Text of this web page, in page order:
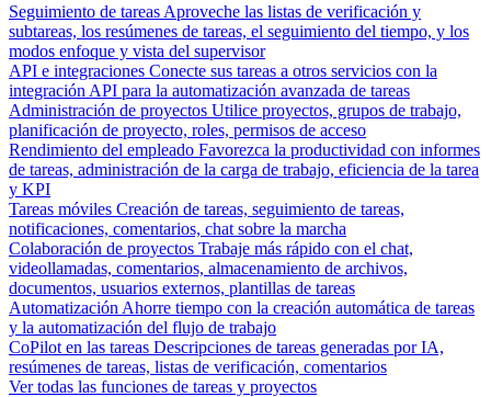
Seguimiento de tareas Aproveche las listas de verificación y
subtareas, los resúmenes de tareas, el seguimiento del tiempo, y los
modos enfoque y vista del supervisor
API e integraciones Conecte sus tareas a otros servicios con la
integración API para la automatización avanzada de tareas
Administración de proyectos Utilice proyectos, grupos de trabajo,
planificación de proyecto, roles, permisos de acceso
Rendimiento del empleado Favorezca la productividad con informes
de tareas, administración de la carga de trabajo, eficiencia de la tarea
y KPI
Tareas móviles Creación de tareas, seguimiento de tareas,
notificaciones, comentarios, chat sobre la marcha
Colaboración de proyectos Trabaje más rápido con el chat,
videollamadas, comentarios, almacenamiento de archivos,
documentos, usuarios externos, plantillas de tareas
Automatización Ahorre tiempo con la creación automática de tareas
y la automatización del flujo de trabajo
CoPilot en las tareas Descripciones de tareas generadas por IA,
resúmenes de tareas, listas de verificación, comentarios
Ver todas las funciones de tareas y proyectos